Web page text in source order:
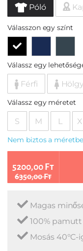
Póló
Válasszon egy színt
Válassz egy
Férfi
Válassz egy méretet
S M L
Nem biztos a
5200,00 Ft
6350,00 Ft
Magas
100% pamutt
Mosás 40°C-